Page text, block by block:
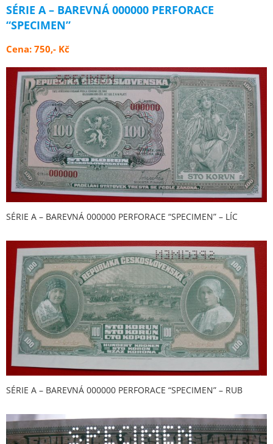
SÉRIE A – BAREVNÁ 000000 PERFORACE
“SPECIMEN”
Cena: 750,- Kč
SÉRIE A – BAREVNÁ 000000 PERFORACE “SPECIMEN” – LÍC
SÉRIE A – BAREVNÁ 000000 PERFORACE “SPECIMEN” – RUB